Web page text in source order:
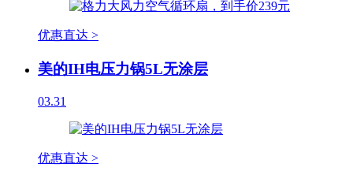
优惠直达 >
美的IH电压力锅5L无涂层
03.31
优惠直达 >